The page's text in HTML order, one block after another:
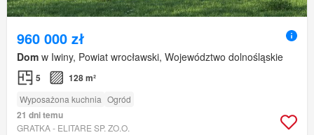
960 000 zł
Dom w Iwiny, Powiat wrocławski, Województwo dolnośląskie
5 128 m²
Wyposażona kuchnia Ogród
21 dni temu
GRATKA - ELITARE SP. ZO.O.